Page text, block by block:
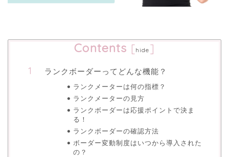
Contents [hide ]
ランクボーダーってどんな機能？
ランクメーターは何の指標？
ランクメーターの見方
ランクボーダーは応援ポイントで決ま
る！
ランクボーダーの確認方法
ボーダー変動制度はいつから導入された
の？